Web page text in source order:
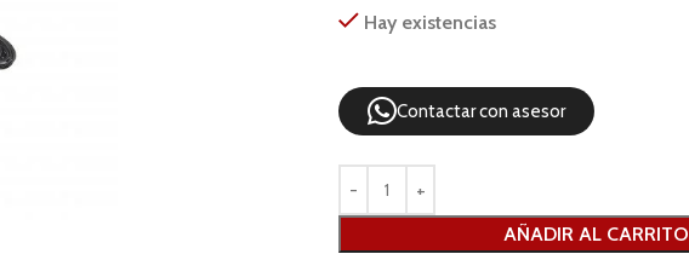
Hay existencias
Contactar con asesor
AÑADIR AL CARRITO